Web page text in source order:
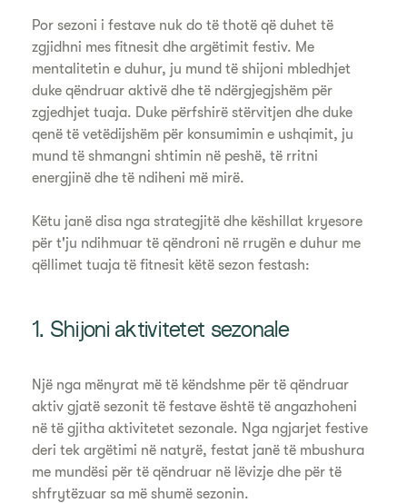
Por sezoni i festave nuk do të thotë që duhet të
zgjidhni mes fitnesit dhe argëtimit festiv. Me
mentalitetin e duhur, ju mund të shijoni mbledhjet
duke qëndruar aktivë dhe të ndërgjegjshëm për
zgjedhjet tuaja. Duke përfshirë stërvitjen dhe duke
qenë të vetëdijshëm për konsumimin e ushqimit, ju
mund të shmangni shtimin në peshë, të rritni
energjinë dhe të ndiheni më mirë.
Këtu janë disa nga strategjitë dhe këshillat kryesore
për t'ju ndihmuar të qëndroni në rrugën e duhur me
qëllimet tuaja të fitnesit këtë sezon festash:
1. Shijoni aktivitetet sezonale
Një nga mënyrat më të këndshme për të qëndruar
aktiv gjatë sezonit të festave është të angazhoheni
në të gjitha aktivitetet sezonale. Nga ngjarjet festive
deri tek argëtimi në natyrë, festat janë të mbushura
me mundësi për të qëndruar në lëvizje dhe për të
shfrytëzuar sa më shumë sezonin.